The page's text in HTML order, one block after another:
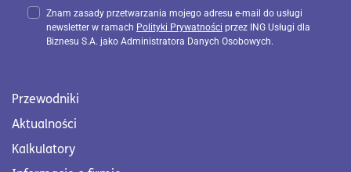
Przewodniki
Aktualności
Kalkulatory
Znam zasady przetwarzania mojego adresu e-mail do usługi
newsletter w ramach Polityki Prywatności przez ING Usługi dla
Biznesu S.A. jako Administratora Danych Osobowych.